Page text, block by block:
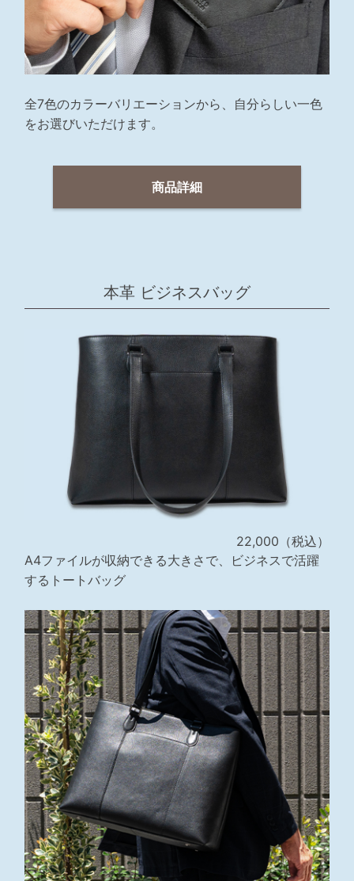
全7色のカラーバリエーションから、自分らしい一色
をお選びいただけます。
商品詳細
本革 ビジネスバッグ
22,000（税込）
A4ファイルが収納できる大きさで、ビジネスで活躍
するトートバッグ